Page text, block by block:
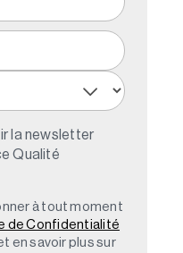
la newsletter
Qualité
à tout moment
de Confidentialité
en savoir plus sur